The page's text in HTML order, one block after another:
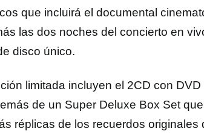
que incluirá el documental
las dos noches del concierto en
disco único.
limitada incluyen el 2CD con DVD
de un Super Deluxe Box Set
réplicas de los recuerdos originales